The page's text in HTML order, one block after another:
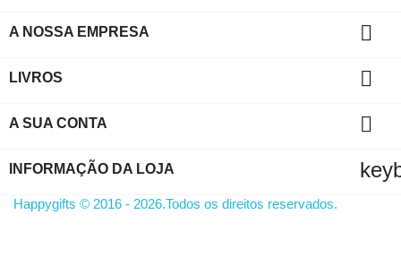
A NOSSA EMPRESA 
LIVROS 
A SUA CONTA 
INFORMAÇÃO DA LOJA
Happygifts © 2016 - 2026.Todos os direitos reservados.